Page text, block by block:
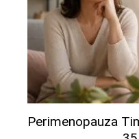
Perimenopauza